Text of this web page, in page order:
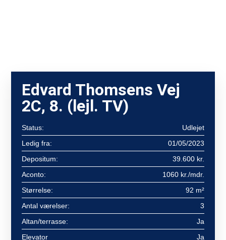
Edvard Thomsens Vej
2C, 8. (lejl. TV)
Status:
Udlejet
Ledig fra:
01/05/2023
Depositum:
39.600 kr.
Aconto:
1060 kr./mdr.
Størrelse:
92 m²
Antal værelser:
3
Altan/terrasse:
Ja
Elevator
Ja